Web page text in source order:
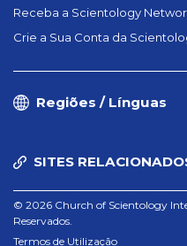
Receba a Scientology
Crie a Sua Conta da
Regiões / Línguas
SITES
© 2026 Church of Scientology
Reservados.
Termos de Utilização